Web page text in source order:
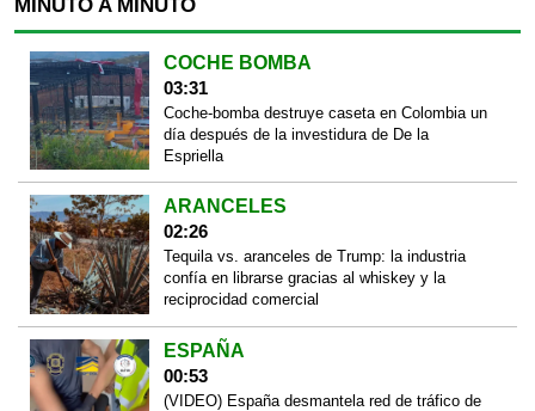
MINUTO A MINUTO
COCHE BOMBA
03:31
Coche-bomba destruye caseta en Colombia un
día después de la investidura de De la
Espriella
ARANCELES
02:26
Tequila vs. aranceles de Trump: la industria
confía en librarse gracias al whiskey y la
reciprocidad comercial
ESPAÑA
00:53
(VIDEO) España desmantela red de tráfico de